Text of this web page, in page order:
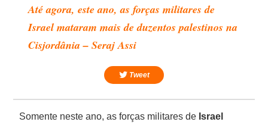
Até agora, este ano, as forças militares de
Israel mataram mais de duzentos palestinos na
Cisjordânia – Seraj Assi
Tweet
Somente neste ano, as forças militares de Israel